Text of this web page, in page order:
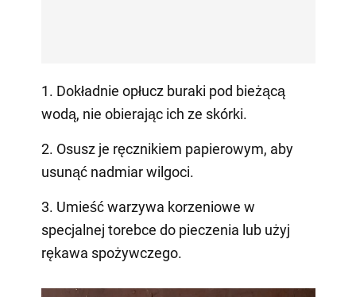
1. Dokładnie opłucz buraki pod bieżącą
wodą, nie obierając ich ze skórki.
2. Osusz je ręcznikiem papierowym, aby
usunąć nadmiar wilgoci.
3. Umieść warzywa korzeniowe w
specjalnej torebce do pieczenia lub użyj
rękawa spożywczego.